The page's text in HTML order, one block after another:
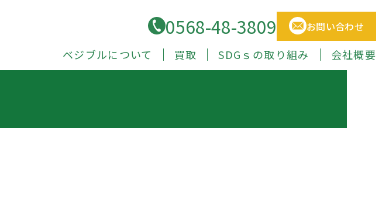
0568-48-3809 お問い合わせ
ベジブルについて 買取 SDGｓの取り組み 会社概要